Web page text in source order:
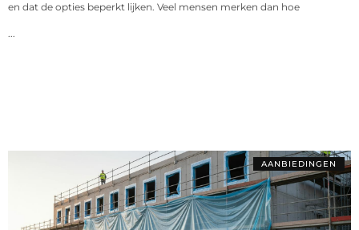
en dat de opties beperkt lijken. Veel mensen merken dan hoe
AANBIEDINGEN